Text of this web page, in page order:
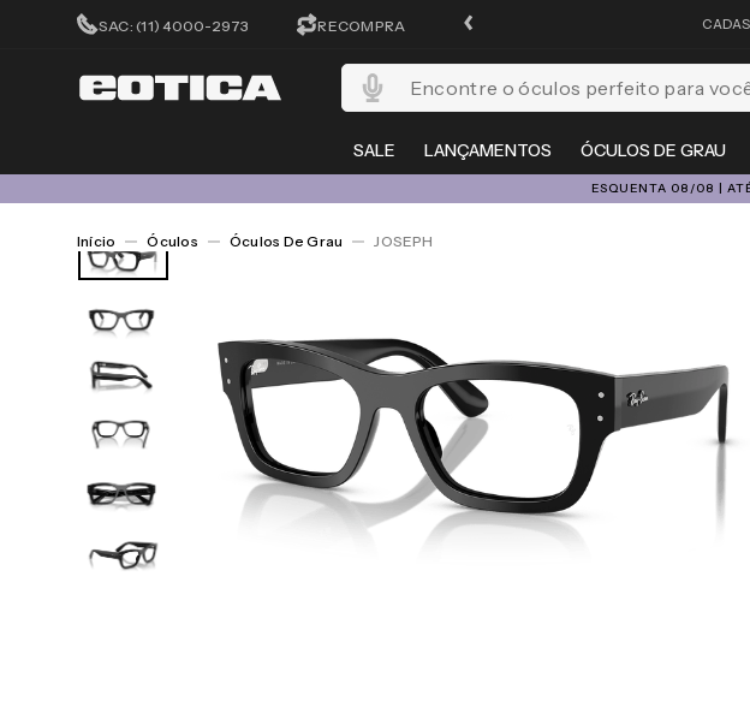
SAC: (11) 4000-2973 RECOMPRA
ATÉ 10X SEM JUROS
SALE LANÇAMENTOS ÓCULOS DE GRAU
Encontre o óculos perfeito para você
ESQUENTA 08/08 |
Óculos Óculos De Grau JOSEPH